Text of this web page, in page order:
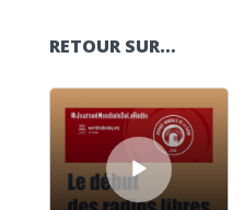
RETOUR SUR…
Lecteur audio